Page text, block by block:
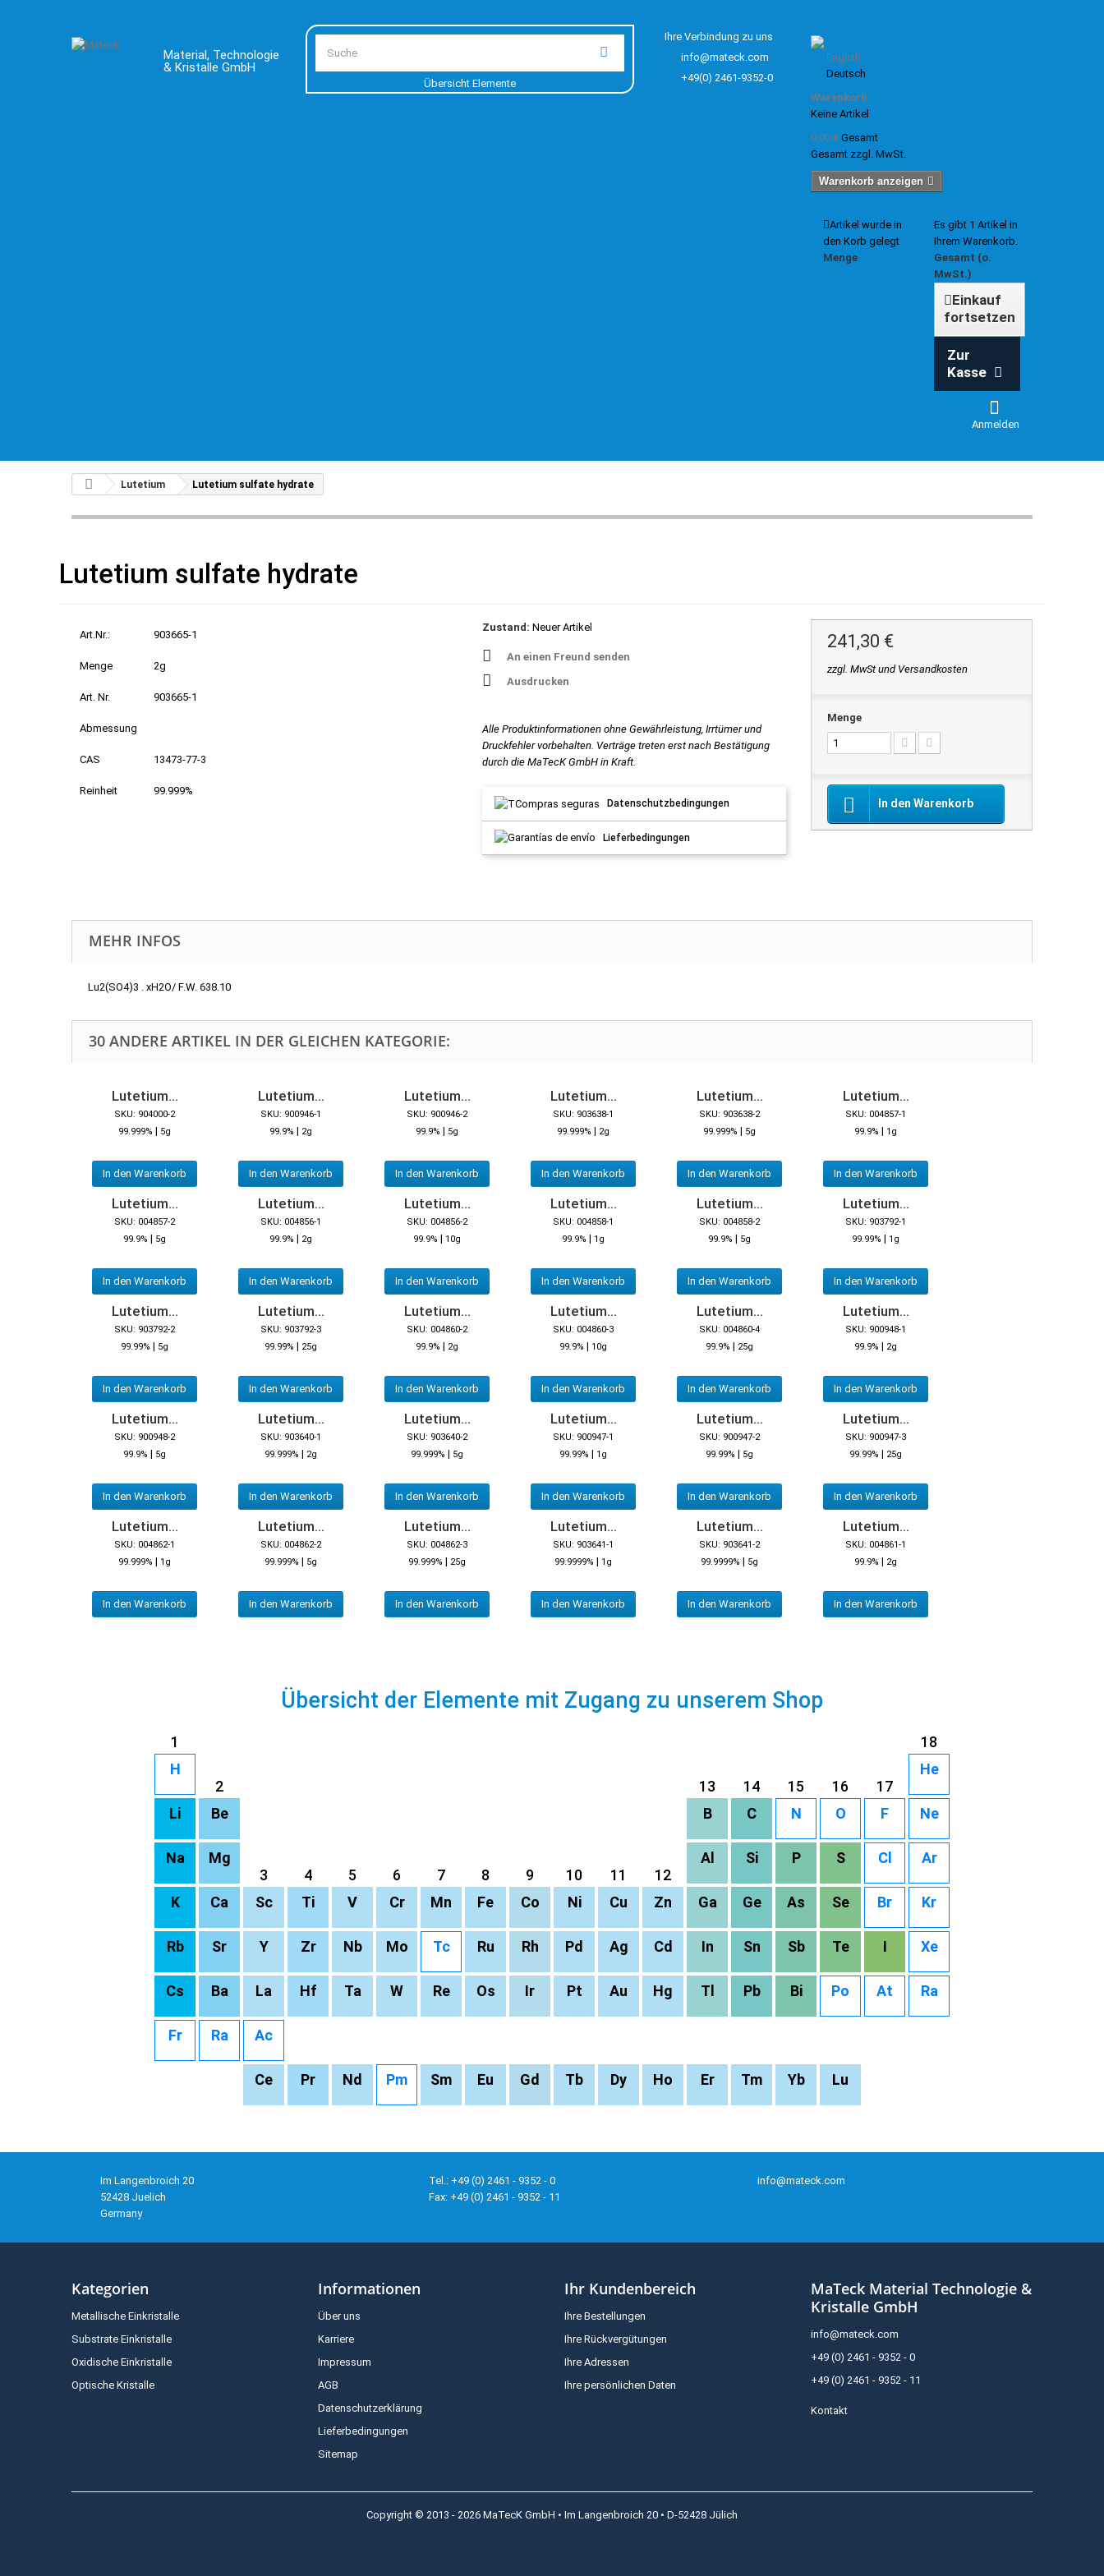
Material, Technologie
& Kristalle GmbH
Übersicht Elemente
Ihre Verbindung zu uns
info@mateck.com
+49(0) 2461-9352-0
English
Deutsch
Warenkorb
Keine Artikel
0,00 € Gesamt
Gesamt zzgl. MwSt.
Warenkorb anzeigen
Artikel wurde in
den Korb gelegt
Menge
Es gibt 1 Artikel in
Ihrem Warenkorb.
Gesamt (o.
MwSt.)
Einkauf
fortsetzen
Zur
Kasse
Anmelden
Lutetium Lutetium sulfate hydrate
Lutetium sulfate hydrate
Art.Nr.: 903665-1
Menge 2g
Art. Nr. 903665-1
Abmessung
CAS 13473-77-3
Reinheit 99.999%
Zustand: Neuer Artikel
An einen Freund senden
Ausdrucken
Alle Produktinformationen ohne Gewährleistung, Irrtümer und
Druckfehler vorbehalten. Verträge treten erst nach Bestätigung
durch die MaTecK GmbH in Kraft.
Datenschutzbedingungen
Lieferbedingungen
241,30 €
zzgl. MwSt und Versandkosten
Menge
In den Warenkorb
MEHR INFOS
Lu2(SO4)3 . xH2O/ F.W. 638.10
30 ANDERE ARTIKEL IN DER GLEICHEN KATEGORIE:
Lutetium...
SKU: 904000-2
99.999% | 5g
In den Warenkorb
Lutetium...
SKU: 900946-1
99.9% | 2g
In den Warenkorb
Lutetium...
SKU: 900946-2
99.9% | 5g
In den Warenkorb
Lutetium...
SKU: 903638-1
99.999% | 2g
In den Warenkorb
Lutetium...
SKU: 903638-2
99.999% | 5g
In den Warenkorb
Lutetium...
SKU: 004857-1
99.9% | 1g
In den Warenkorb
Lutetium...
SKU: 004857-2
99.9% | 5g
In den Warenkorb
Lutetium...
SKU: 004856-1
99.9% | 2g
In den Warenkorb
Lutetium...
SKU: 004856-2
99.9% | 10g
In den Warenkorb
Lutetium...
SKU: 004858-1
99.9% | 1g
In den Warenkorb
Lutetium...
SKU: 004858-2
99.9% | 5g
In den Warenkorb
Lutetium...
SKU: 903792-1
99.99% | 1g
In den Warenkorb
Lutetium...
SKU: 903792-2
99.99% | 5g
In den Warenkorb
Lutetium...
SKU: 903792-3
99.99% | 25g
In den Warenkorb
Lutetium...
SKU: 004860-2
99.9% | 2g
In den Warenkorb
Lutetium...
SKU: 004860-3
99.9% | 10g
In den Warenkorb
Lutetium...
SKU: 004860-4
99.9% | 25g
In den Warenkorb
Lutetium...
SKU: 900948-1
99.9% | 2g
In den Warenkorb
Lutetium...
SKU: 900948-2
99.9% | 5g
In den Warenkorb
Lutetium...
SKU: 903640-1
99.999% | 2g
In den Warenkorb
Lutetium...
SKU: 903640-2
99.999% | 5g
In den Warenkorb
Lutetium...
SKU: 900947-1
99.99% | 1g
In den Warenkorb
Lutetium...
SKU: 900947-2
99.99% | 5g
In den Warenkorb
Lutetium...
SKU: 900947-3
99.99% | 25g
In den Warenkorb
Lutetium...
SKU: 004862-1
99.999% | 1g
In den Warenkorb
Lutetium...
SKU: 004862-2
99.999% | 5g
In den Warenkorb
Lutetium...
SKU: 004862-3
99.999% | 25g
In den Warenkorb
Lutetium...
SKU: 903641-1
99.9999% | 1g
In den Warenkorb
Lutetium...
SKU: 903641-2
99.9999% | 5g
In den Warenkorb
Lutetium...
SKU: 004861-1
99.9% | 2g
In den Warenkorb
Übersicht der Elemente mit Zugang zu unserem Shop
1
18
H
2
13 14 15 16 17
He
Li Be B C N O F Ne
Na
Mg
3
4 5 6 7 8 9 10 11 12
Al Si P S Cl Ar
K Ca Sc Ti V Cr Mn Fe Co Ni Cu Zn Ga Ge As Se Br Kr
Rb Sr Y Zr Nb Mo Tc Ru Rh Pd Ag Cd In Sn Sb Te I Xe
Cs Ba La Hf Ta W Re Os Ir Pt Au Hg Tl Pb Bi Po At Ra
Fr Ra Ac
Ce Pr Nd Pm Sm Eu Gd Tb Dy Ho Er Tm Yb Lu
Im Langenbroich 20
52428 Juelich
Germany
Tel.: +49 (0) 2461 - 9352 - 0
Fax: +49 (0) 2461 - 9352 - 11
info@mateck.com
Kategorien
Metallische Einkristalle
Substrate Einkristalle
Oxidische Einkristalle
Optische Kristalle
Informationen
Über uns
Karriere
Impressum
AGB
Datenschutzerklärung
Lieferbedingungen
Sitemap
Ihr Kundenbereich
Ihre Bestellungen
Ihre Rückvergütungen
Ihre Adressen
Ihre persönlichen Daten
MaTeck Material Technologie &
Kristalle GmbH
info@mateck.com
+49 (0) 2461 - 9352 - 0
+49 (0) 2461 - 9352 - 11
Kontakt
Copyright © 2013 - 2026 MaTecK GmbH • Im Langenbroich 20 • D-52428 Jülich